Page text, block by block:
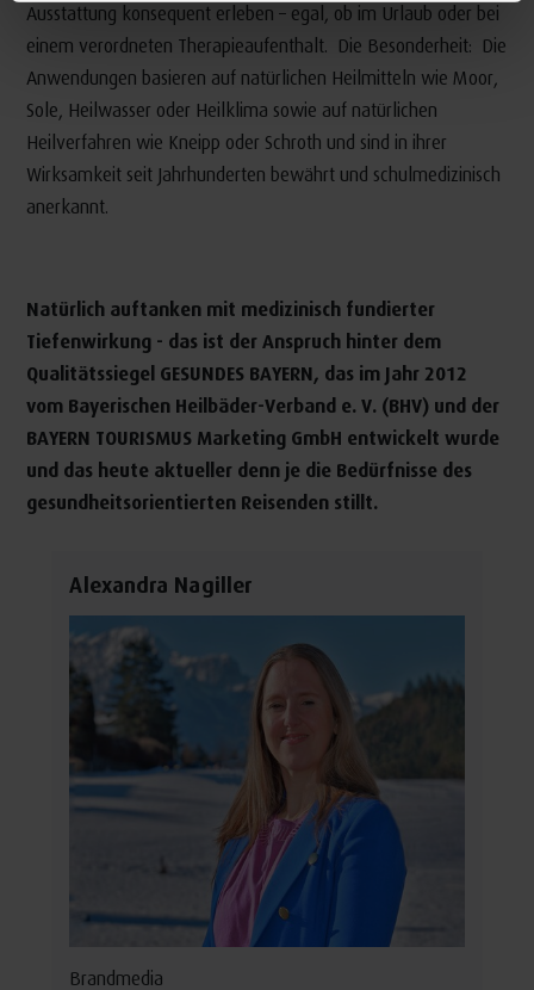
Ausstattung konsequent erleben – egal, ob im Urlaub oder bei
einem verordneten Therapieaufenthalt. Die Besonderheit: Die
Anwendungen basieren auf natürlichen Heilmitteln wie Moor,
Sole, Heilwasser oder Heilklima sowie auf natürlichen
Heilverfahren wie Kneipp oder Schroth und sind in ihrer
Wirksamkeit seit Jahrhunderten bewährt und schulmedizinisch
anerkannt.
Natürlich auftanken mit medizinisch fundierter
Tiefenwirkung - das ist der Anspruch hinter dem
Qualitätssiegel GESUNDES BAYERN, das im Jahr 2012
vom Bayerischen Heilbäder-Verband e. V. (BHV) und der
BAYERN TOURISMUS Marketing GmbH entwickelt wurde
und das heute aktueller denn je die Bedürfnisse des
gesundheitsorientierten Reisenden stillt.
Alexandra Nagiller
Brandmedia